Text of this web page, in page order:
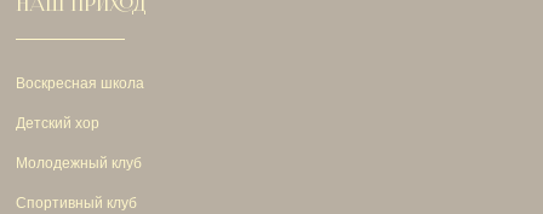
Воскресная школа
Детский хор
Молодежный клуб
Спортивный клуб